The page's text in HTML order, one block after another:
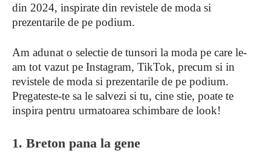
din 2024, inspirate din revistele de moda si
prezentarile de pe podium.
Am adunat o selectie de tunsori la moda pe care le-
am tot vazut pe Instagram, TikTok, precum si in
revistele de moda si prezentarile de pe podium.
Pregateste-te sa le salvezi si tu, cine stie, poate te
inspira pentru urmatoarea schimbare de look!
1. Breton pana la gene